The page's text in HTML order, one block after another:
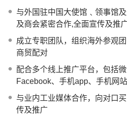
与外国驻中国大使馆﹑领事馆
及商会紧密合作,全面宣传及推
成立专职团队，组织海外参观
商贸配对
配合多个线上推广平台，包括微
Facebook、手机app、手机网
与业内工业媒体合作，向对口
传及推广